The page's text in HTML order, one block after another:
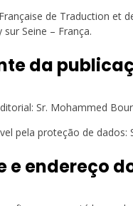
Française de Traduction et
sur Seine – França.
da
Sr. Mohammed
pela proteção de dados:
e endereço